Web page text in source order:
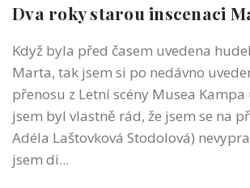
Dva roky starou inscenaci
Když byla před časem uvedena
Marta, tak jsem si po nedávno
přenosu z Letní scény Musea
jsem byl vlastně rád, že jsem se na
Adéla Laštovková Stodolová)
jsem di...